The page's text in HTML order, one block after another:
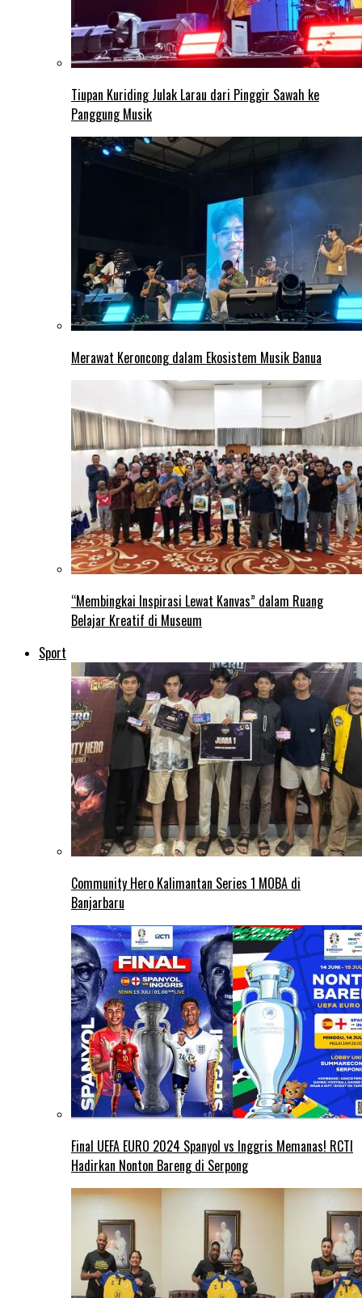
Tiupan Kuriding Julak Larau dari Pinggir Sawah ke
Panggung Musik
Merawat Keroncong dalam Ekosistem Musik Banua
“Membingkai Inspirasi Lewat Kanvas” dalam Ruang
Belajar Kreatif di Museum
Sport
Community Hero Kalimantan Series 1 MOBA di
Banjarbaru
Final UEFA EURO 2024 Spanyol vs Inggris Memanas! RCTI
Hadirkan Nonton Bareng di Serpong